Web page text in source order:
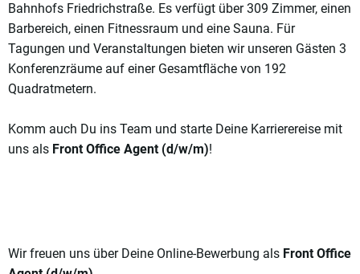
Bahnhofs Friedrichstraße. Es verfügt über 309 Zimmer, einen
Barbereich, einen Fitnessraum und eine Sauna. Für
Tagungen und Veranstaltungen bieten wir unseren Gästen 3
Konferenzräume auf einer Gesamtfläche von 192
Quadratmetern.
Komm auch Du ins Team und starte Deine Karrierereise mit
uns als Front Office Agent (d/w/m)!
Wir freuen uns über Deine Online-Bewerbung als Front Office